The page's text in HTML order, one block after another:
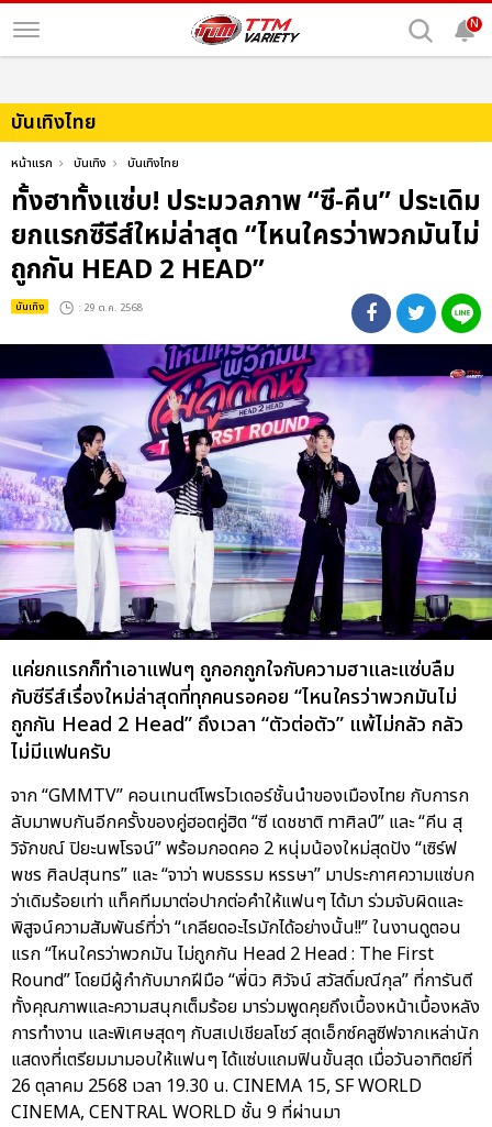
N
บันเทิงไทย
หน้าแรก บันเทิง บันเทิงไทย
ทั้งฮาทั้งแซ่บ! ประมวลภาพ “ซี-คีน” ประเดิม
ยกแรกซีรีส์ใหม่ล่าสุด “ไหนใครว่าพวกมันไม่
ถูกกัน HEAD 2 HEAD”
บันเทิง : 29 ต.ค. 2568
แค่ยกแรกก็ทำเอาแฟนๆ ถูกอกถูกใจกับความฮาและแซ่บลืม
กับซีรีส์เรื่องใหม่ล่าสุดที่ทุกคนรอคอย “ไหนใครว่าพวกมันไม่
ถูกกัน Head 2 Head” ถึงเวลา “ตัวต่อตัว” แพ้ไม่กลัว กลัว
ไม่มีแฟนครับ
จาก “GMMTV” คอนเทนต์โพรไวเดอร์ชั้นนำของเมืองไทย กับการก
ลับมาพบกันอีกครั้งของคู่ฮอตคู่ฮิต “ซี เดชชาติ ทาศิลป์” และ “คีน สุ
วิจักขณ์ ปิยะนพโรจน์” พร้อมกอดคอ 2 หนุ่มน้องใหม่สุดปัง “เซิร์ฟ
พชร ศิลปสุนทร” และ “จาว่า พบธรรม หรรษา” มาประกาศความแซ่บก
ว่าเดิมร้อยเท่า แท็คทีมมาต่อปากต่อคำให้แฟนๆ ได้มา ร่วมจับผิดและ
พิสูจน์ความสัมพันธ์ที่ว่า “เกลียดอะไรมักได้อย่างนั้น!!” ในงานดูตอน
แรก “ไหนใครว่าพวกมัน ไม่ถูกกัน Head 2 Head : The First
Round” โดยมีผู้กำกับมากฝีมือ “พี่นิว ศิวัจน์ สวัสดิ์มณีกุล” ที่การันตี
ทั้งคุณภาพและความสนุกเต็มร้อย มาร่วมพูดคุยถึงเบื้องหน้าเบื้องหลัง
การทำงาน และพิเศษสุดๆ กับสเปเชียลโชว์ สุดเอ็กซ์คลูซีฟจากเหล่านัก
แสดงที่เตรียมมามอบให้แฟนๆ ได้แซ่บแถมฟินขั้นสุด เมื่อวันอาทิตย์ที่
26 ตุลาคม 2568 เวลา 19.30 น. CINEMA 15, SF WORLD
CINEMA, CENTRAL WORLD ชั้น 9 ที่ผ่านมา